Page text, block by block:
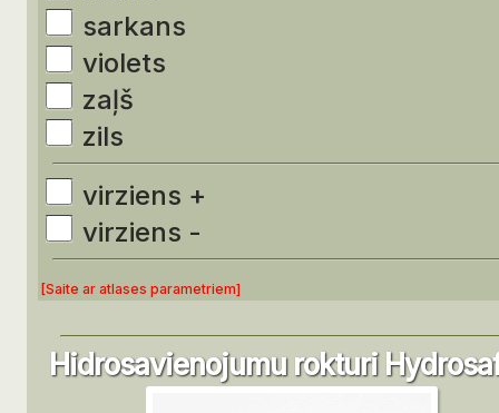
sarkans
violets
zaļš
zils
virziens +
virziens -
[Saite ar atlases parametriem]
Hidrosavienojumu rokturi